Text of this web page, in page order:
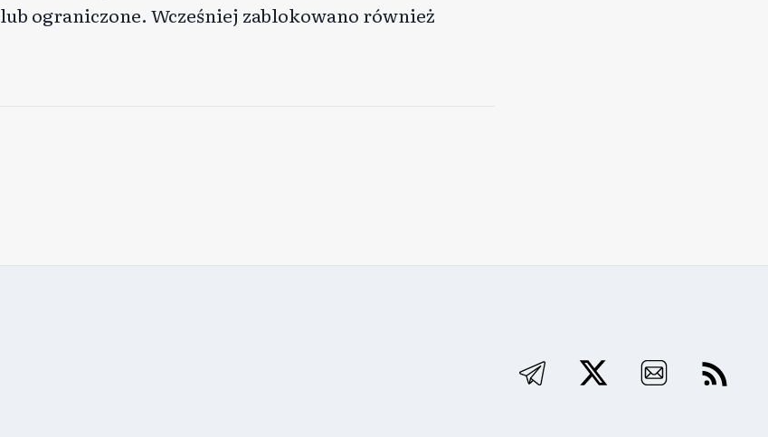
ograniczone. Wcześniej zablokowano również